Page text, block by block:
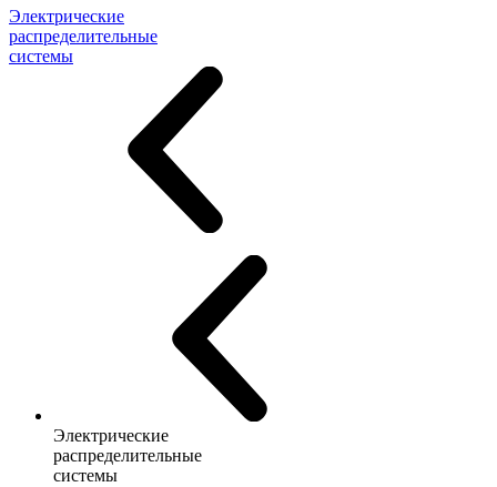
Электрические
распределительные
системы
Электрические
распределительные
системы